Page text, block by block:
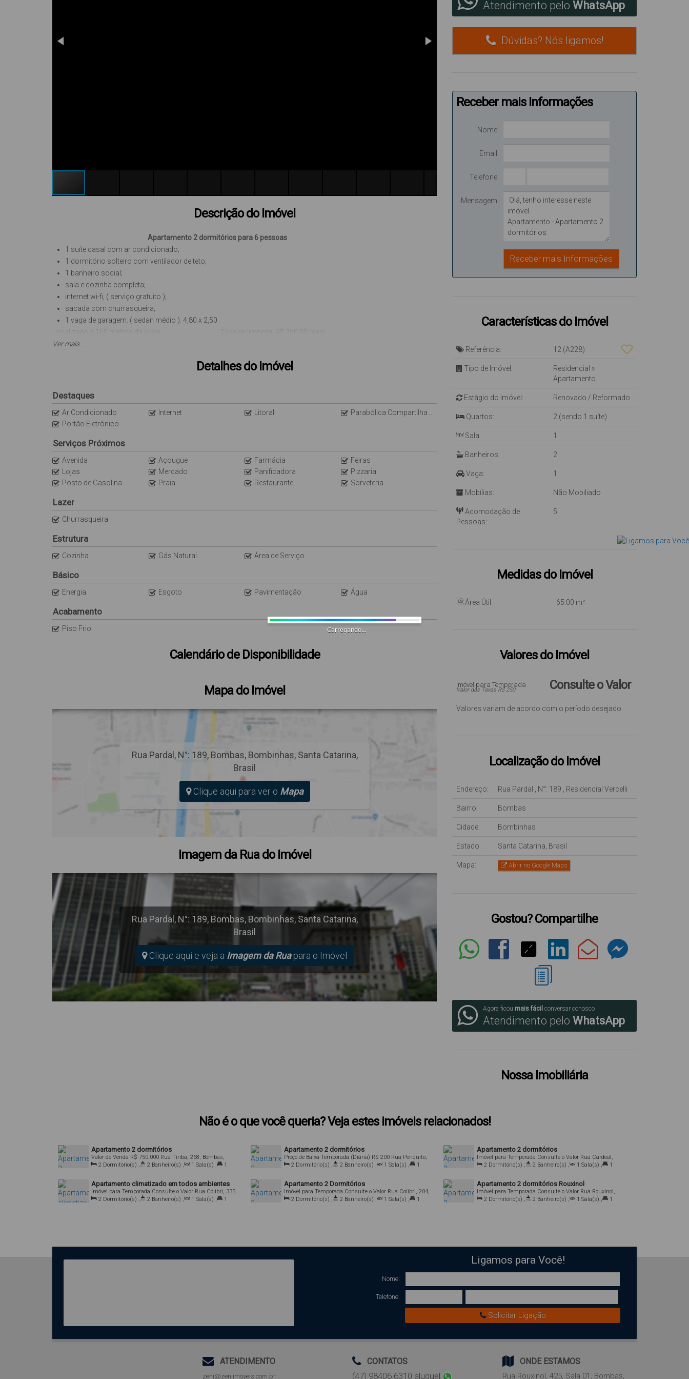
Descrição do Imóvel
Apartamento 2 dormitórios para 6 pessoas
1 suíte casal com ar condicionado;
1 dormitório solteiro com ventilador de teto;
1 banheiro social;
sala e cozinha completa;
internet wi-fi, ( serviço gratuito );
sacada com churrasqueira;
1 vaga de garagem. ( sedan médio ). 4,80 x 2,50
Localizado a 160 metros da praia. Taxa de limpeza: R$ 250,00 reais.
Diárias a partir de R$ 150,00 reais.
Obs: A internet é uma cortesia do imóvel (sem custo/locatário). Não nos responsabilizamos por quedas e oscilações.
Ver mais...
Detalhes do Imóvel
Destaques
Ar Condicionado Internet Litoral
Parabólica Compartilhada
Portão Eletrônico
Serviços Próximos
Avenida Açougue Farmácia
Feiras
Lojas
Mercado Panificadora
Pizzaria
Posto de Gasolina
Praia Restaurante Sorveteria
Lazer
Churrasqueira
Estrutura
Cozinha Gás Natural Área de Serviço
Básico
Energia Esgoto Pavimentação Água
Acabamento
Piso Frio
Calendário de Disponibilidade
Mapa do Imóvel
Rua Pardal, N°: 189, Bombas, Bombinhas, Santa Catarina,
Brasil
Clique aqui para ver o Mapa
Imagem da Rua do Imóvel
Rua Pardal, N°: 189, Bombas, Bombinhas, Santa Catarina,
Brasil
Clique aqui e veja a Imagem da Ruapara o Imóvel
Atendimento pelo WhatsApp
Dúvidas? Nós ligamos!
Receber mais Informações
Nome:
Email:
Telefone:
Mensagem:
Características do Imóvel
Referência: 12 (A228)
Tipo de Imóvel: Residencial »
Apartamento
Estágio do Imóvel: Renovado / Reformado
Quartos: 2 (sendo 1 suíte)
Sala: 1
Banheiros: 2
Vaga: 1
Mobílias: Não Mobiliado
Acomodação de
Pessoas:
5
Medidas do Imóvel
Área Útil: 65 .00 m²
Valores do Imóvel
Consulte o Valor
Imóvel para Temporada
Valor das Taxas R$ 250
Valores variam de acordo com o período desejado
Localização do Imóvel
Endereço: Rua Pardal N°: 189 Residencial Vercelli
Bairro: Bombas
Cidade: Bombinhas
Estado: Santa Catarina, Brasil
Mapa: Abrir no Google Maps
Gostou? Compartilhe
Agora ficou mais fácil conversar conosco
Atendimento pelo WhatsApp
Nossa Imobiliária
Não é o que você queria? Veja estes imóveis relacionados!
Apartamento 2 dormitórios
R$ 750.000
Valor de Venda
Rua Tiriba, 268, Bombas,
Bombinhas, Santa Catarina, Brasil
2 Dormitório(s) , 2 Banheiro(s) , 1 Sala(s) ,
1
Apartamento 2 dormitórios
R$ 200
Preço de Baixa Temporada (Diária)
Rua Periquito,
540, Bombas, Bombinhas, Santa Catarina, Brasil
2 Dormitório(s) , 2 Banheiro(s) , 1 Sala(s) ,
1
Apartamento 2 dormitórios
Consulte o Valor
Imóvel para Temporada
Rua Cardeal,
458, 88215-000, Bombas, Bombinhas, Santa Catarina,
2 Dormitório(s) , 2 Banheiro(s) , 1 Sala(s) ,
1
Apartamento climatizado em todos ambientes
Consulte o Valor
Imóvel para Temporada
Rua Colibri, 335,
88215-000, Bombas, Bombinhas, Santa Catarina, Brasil
2 Dormitório(s) , 2 Banheiro(s) , 1 Sala(s) ,
1
Apartamento 2 Dormitórios
Consulte o Valor
Imóvel para Temporada
Rua Colibri, 204,
88215-000, Bombas, Bombinhas, Santa Catarina, Brasil
2 Dormitório(s) , 2 Banheiro(s) , 1 Sala(s) ,
1
Apartamento 2 dormitórios Rouxinol
Consulte o Valor
Imóvel para Temporada
Rua Rouxinol,
457, 88215-000, Bombas, Bombinhas, Santa Catarina,
2 Dormitório(s) , 2 Banheiro(s) , 1 Sala(s) ,
1
Ligamos para Você!
Nome:
Telefone:
Solicitar Ligação
ATENDIMENTO
zeni@zeniimoveis.com.br
CONTATOS
(47) 98406.6310 aluguel
ONDE ESTAMOS
Rua Rouxinol, 425, Sala 01 , Bombas,
Carregando...